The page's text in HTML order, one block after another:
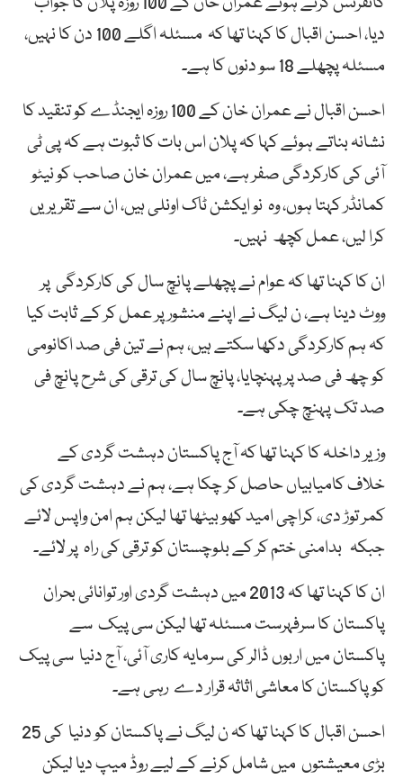
دیا، احسن اقبال کا کہنا تھا کہ مسئلہ اگلے 100 دن کا نہیں،
مسئلہ پچھلے 18 سو دنوں کا ہے۔
احسن اقبال نے عمران خان کے 100 روزہ ایجنڈے کو تنقید کا
نشانہ بناتے ہوئے کہا کہ پلان اس بات کا ثبوت ہے کہ پی ٹی
آئی کی کارکردگی صفر ہے، میں عمران خان صاحب کو نیٹو
کمانڈر کہتا ہوں، وہ نو ایکشن ٹاک اونلی ہیں، ان سے تقریریں
کرا لیں، عمل کچھ نہیں۔
ان کا کہنا تھا کہ عوام نے پچھلے پانچ سال کی کارکردگی پر
ووٹ دینا ہے، ن لیگ نے اپنے منشور پر عمل کر کے ثابت کیا
کہ ہم کارکردگی دکھا سکتے ہیں، ہم نے تین فی صد اکانومی
کو چھ فی صد پر پہنچایا، پانچ سال کی ترقی کی شرح پانچ فی
صد تک پہنچ چکی ہے۔
وزیر داخلہ کا کہنا تھا کہ آج پاکستان دہشت گردی کے
خلاف کامیابیاں حاصل کر چکا ہے، ہم نے دہشت گردی کی
کمر توڑ دی، کراچی امید کھو بیٹھا تھا لیکن ہم امن واپس لائے
جبکہ بدامنی ختم کر کے بلوچستان کو ترقی کی راہ پر لائے۔
ان کا کہنا تھا کہ 2013 میں دہشت گردی اور توانائی بحران
پاکستان کا سرفہرست مسئلہ تھا لیکن سی پیک سے
پاکستان میں اربوں ڈالر کی سرمایہ کاری آئی، آج دنیا سی پیک
کو پاکستان کا معاشی اثاثہ قرار دے رہی ہے۔
احسن اقبال کا کہنا تھا کہ ن لیگ نے پاکستان کو دنیا کی 25
بڑی معیشتوں میں شامل کرنے کے لیے روڈ میپ دیا لیکن